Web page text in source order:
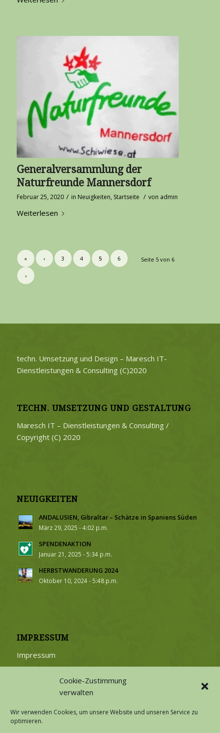
Cookie-Zustimmung
verwalten
Wir verwenden Cookies, um unsere Website und unseren Service zu
optimieren.
Generalversammlung der
Naturfreunde Mannersdorf
Februar 25, 2020 / in Neuigkeiten, Startseite / von admin
Weiterlesen
Seite 5 von 6
« ‹ 3 4 5 6
›
techn. Umsetzung und Design – Maresch IT-
Dienstleistungen & Consulting (C)2020
TECHN. UMSETZUNG UND GESTALTUNG
Maresch IT – Dienstleistungen & Consulting /
Copyright (C) 2020
NEUIGKEITEN
ANDALUSIEN, Gibraltar – Schätze in Spaniens Süden
März 29, 2025 - 4:02 p.m.
SPENDENAKTION
Januar 21, 2025 - 5:34 p.m.
HERBSTWANDERUNG 2024
Oktober 10, 2024 - 5:48 p.m.
IMPRESSUM
Impressum
DATENSCHUTZ